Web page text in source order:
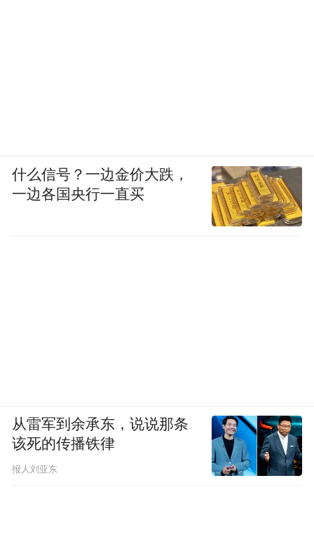
什么信号？一边金价大跌，
一边各国央行一直买
从雷军到余承东，说说那条
该死的传播铁律
报人刘亚东